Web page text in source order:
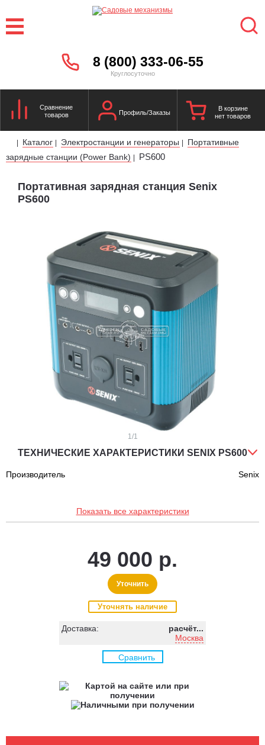
8 (800) 333-06-55
Круглосуточно
Сравнение
товаров
Профиль/Заказы
В корзине
нет товаров
| Каталог | Электростанции и генераторы |
Портативные
зарядные станции (Power Bank) | PS600
Портативная зарядная станция Senix
PS600
1 /1
ТЕХНИЧЕСКИЕ ХАРАКТЕРИСТИКИ SENIX PS600
Производитель Senix
Показать все характеристики
49 000 р.
Уточнить
Уточнять наличие
Доставка:
расчёт...
Москва
Сравнить